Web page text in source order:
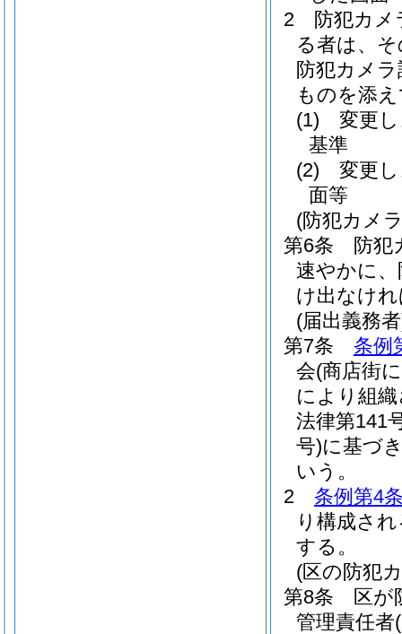
2
防犯カ
る者は、
防犯カメ
ものを添
(1)
変更
基準
(2)
変更
面等
(防犯カメ
第6条
防犯
速やかに
け出なけ
(届出義務
第7条
条例
会(商店街
により組
法律第141
号)に基づ
いう。
2
条例第4
り構成さ
する。
(区の防犯
第8条
区が
管理責任者